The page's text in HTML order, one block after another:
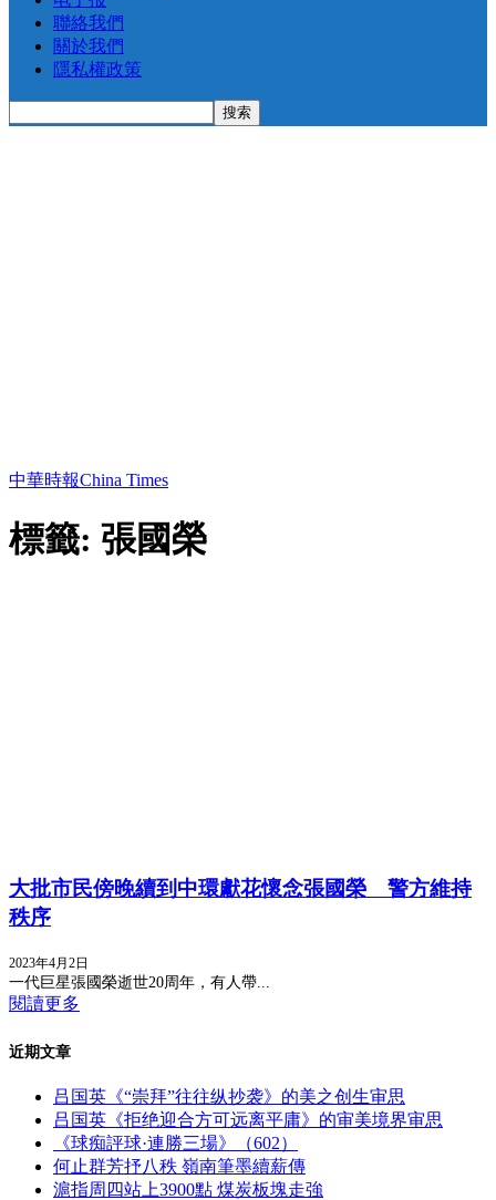
聯絡我們
關於我們
隱私權政策
中華時報China Times
標籤: 張國榮
大批市民傍晚續到中環獻花懷念張國榮 警方維持
秩序
2023年4月2日
一代巨星張國榮逝世20周年，有人帶...
閱讀更多
近期文章
吕国英《“崇拜”往往纵抄袭》的美之创生审思
吕国英《拒绝迎合方可远离平庸》的审美境界审思
《球痴評球·連勝三場》（602）
何止群芳抒八秩 嶺南筆墨續薪傳
滬指周四站上3900點 煤炭板塊走強